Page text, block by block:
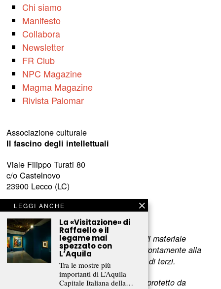
Chi siamo
Manifesto
Collabora
Newsletter
FR Club
NPC Magazine
Magma Magazine
Rivista Palomar
Associazione culturale
Il fascino degli intellettuali
Viale Filippo Turati 80
c/o Castelnovo
23900 Lecco (LC)
www.fascinointellettuali.it
info[at]fascinointellettuali.it
Per segnalare eventuali errori nell’uso di materiale
riservato,scriveteci e provvederemo prontamente alla
rimozione del materiale lesivo dei diritti di terzi.
L’intero contenuto di questo sito web è protetto da
LEGGI ANCHE
La «Visitazione» di
Raffaello e il
legame mai
spezzato con
L’Aquila
Tra le mostre più
importanti di L’Aquila
Capitale Italiana della…